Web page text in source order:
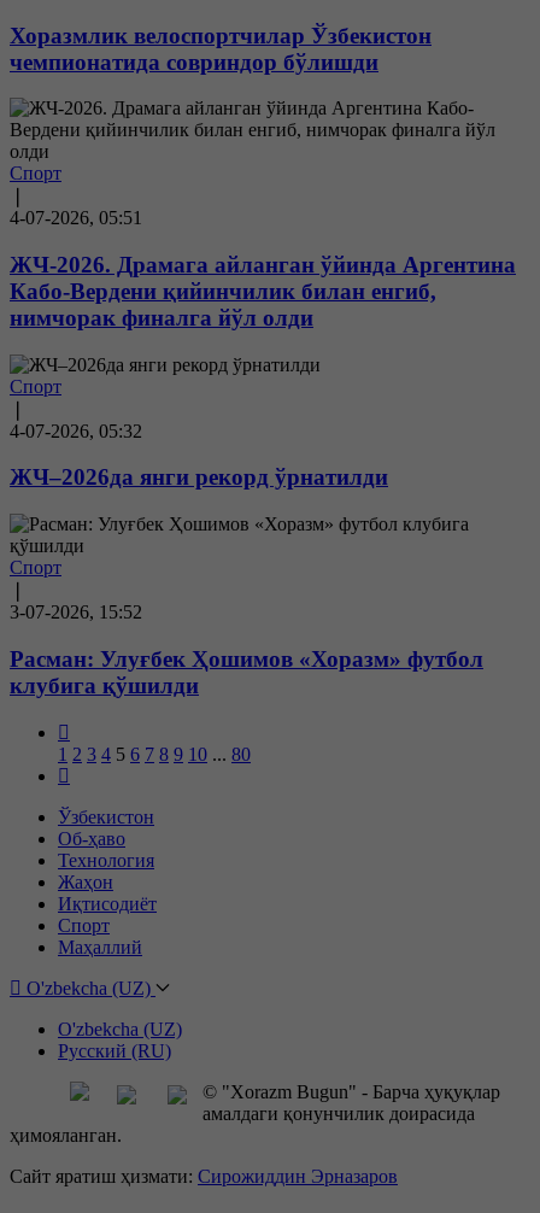
Хоразмлик велоспортчилар Ўзбекистон
чемпионатида совриндор бўлишди
Спорт
4-07-2026, 05:51
ЖЧ-2026. Драмага айланган ўйинда Аргентина
Кабо-Вердени қийинчилик билан енгиб,
нимчорак финалга йўл олди
Спорт
4-07-2026, 05:32
ЖЧ–2026да янги рекорд ўрнатилди
Спорт
3-07-2026, 15:52
Расман: Улуғбек Ҳошимов «Хоразм» футбол
клубига қўшилди
1 2 3 4 5 6 7 8 9 10 ... 80
Ўзбекистон
Об-ҳаво
Технология
Жаҳон
Иқтисодиёт
Спорт
Маҳаллий
O'zbekcha (UZ)
O'zbekcha (UZ)
Русский (RU)
© "Xorazm Bugun" - Барча ҳуқуқлар
амалдаги қонунчилик доирасида
ҳимояланган.
Сайт яратиш ҳизмати: Сирожиддин Эрназаров